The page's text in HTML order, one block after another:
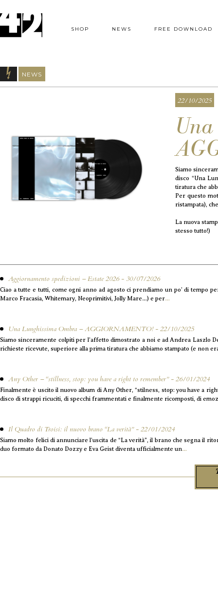
SHOP NEWS FREE DOWNLOAD
NEWS
22/10/2025
Siamo
disco “Una
tiratura che
Per questo
ristampata),
La nuova
stesso tutto!)
Aggiornamento spedizioni – Estate 2026 - 30/07/2026
Ciao a tutte e tutti, come ogni anno ad agosto ci prendiamo un po’ di tempo
Marco Fracasia, Whitemary, Neoprimitivi, Jolly Mare…) e per…
Una Lunghissima Ombra – AGGIORNAMENTO! - 22/10/2025
Siamo sinceramente colpiti per l’affetto dimostrato a noi e ad Andrea Laszlo
richieste ricevute, superiore alla prima tiratura che abbiamo stampato (e non
Any Other – “stillness, stop: you have a right to remember” - 26/01/2024
Finalmente è uscito il nuovo album di Any Other, “stilness, stop: you have a
disco di strappi ricuciti, di specchi frammentati e finalmente ricomposti, di
Il Quadro di Troisi: il nuovo brano “La verità” - 22/01/2024
Siamo molto felici di annunciare l’uscita de “La verità”, il brano che segna il
duo formato da Donato Dozzy e Eva Geist diventa ufficialmente un…